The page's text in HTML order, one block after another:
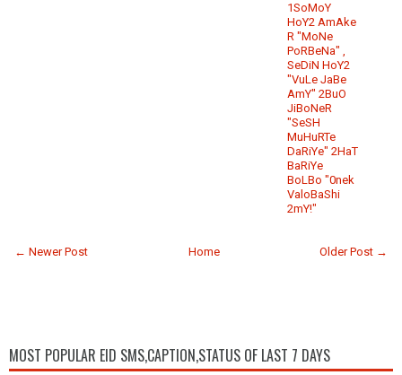
1SoMoY
HoY2 AmAke
R "MoNe
PoRBeNa" ,
SeDiN HoY2
"VuLe JaBe
AmY" 2BuO
JiBoNeR
"SeSH
MuHuRTe
DaRiYe" 2HaT
BaRiYe
BoLBo "0nek
ValoBaShi
2mY!"
← Newer Post Older Post →
Home
MOST POPULAR EID SMS,CAPTION,STATUS OF LAST 7 DAYS